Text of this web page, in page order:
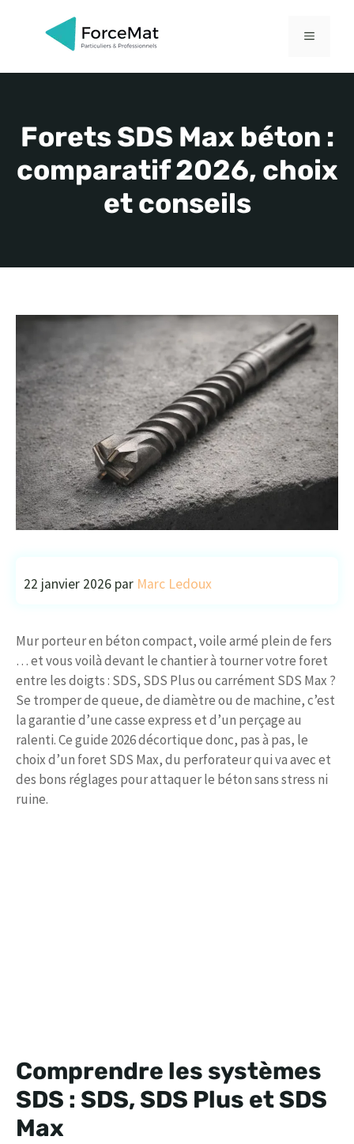
MENU
Forets SDS Max béton :
comparatif 2026, choix
et conseils
22 janvier 2026 par Marc Ledoux
Mur porteur en béton compact, voile armé plein de fers
… et vous voilà devant le chantier à tourner votre foret
entre les doigts : SDS, SDS Plus ou carrément SDS Max ?
Se tromper de queue, de diamètre ou de machine, c’est
la garantie d’une casse express et d’un perçage au
ralenti. Ce guide 2026 décortique donc, pas à pas, le
choix d’un foret SDS Max, du perforateur qui va avec et
des bons réglages pour attaquer le béton sans stress ni
ruine.
Comprendre les systèmes
SDS : SDS, SDS Plus et SDS
Max